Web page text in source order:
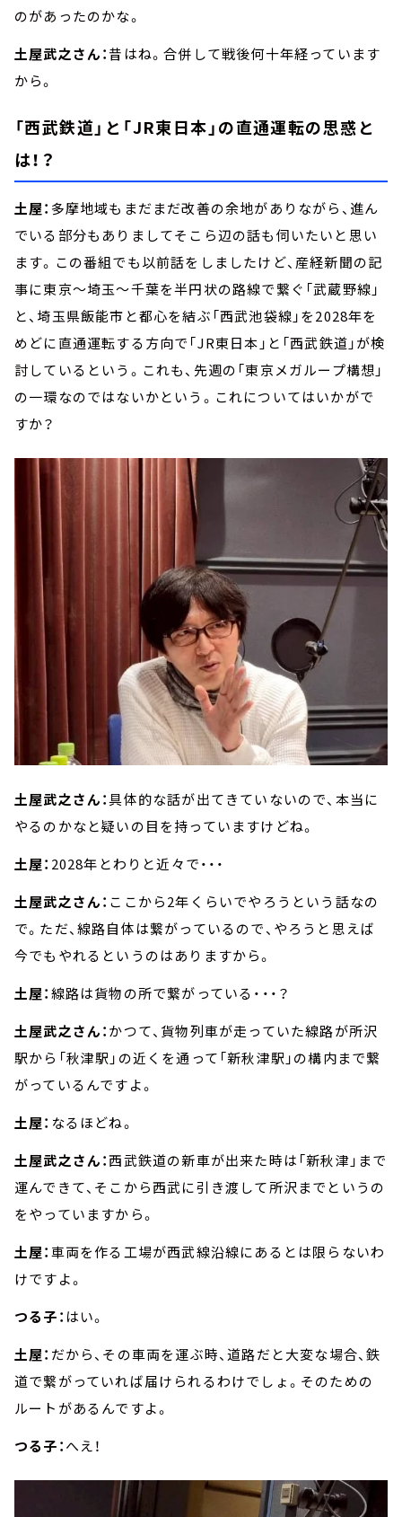
のがあったのかな。
土屋武之さん：昔はね。合併して戦後何十年経っています
から。
「西武鉄道」と「JR東日本」の直通運転の思惑と
は！？
土屋： 多摩地域もまだまだ改善の余地がありながら、進ん
でいる部分もありましてそこら辺の話も伺いたいと思い
ます。この番組でも以前話をしましたけど、産経新聞の記
事に東京～埼玉～千葉を半円状の路線で繋ぐ「武蔵野線」
と、埼玉県飯能市と都心を結ぶ「西武池袋線」を2028年を
めどに直通運転する方向で「JR東日本」と「西武鉄道」が検
討しているという。これも、先週の「東京メガループ構想」
の一環なのではないかという。これについてはいかがで
すか？
土屋武之さん：具体的な話が出てきていないので、本当に
やるのかなと疑いの目を持っていますけどね。
土屋： 2028年とわりと近々で・・・
土屋武之さん： ここから2年くらいでやろうという話なの
で。ただ、線路自体は繋がっているので、やろうと思えば
今でもやれるというのはありますから。
土屋：線路は貨物の所で繋がっている・・・？
土屋武之さん：かつて、貨物列車が走っていた線路が所沢
駅から「秋津駅」の近くを通って「新秋津駅」の構内まで繋
がっているんですよ。
土屋： なるほどね。
土屋武之さん：西武鉄道の新車が出来た時は「新秋津」まで
運んできて、そこから西武に引き渡して所沢までというの
をやっていますから。
土屋：車両を作る工場が西武線沿線にあるとは限らないわ
けですよ。
つる子： はい。
土屋： だから、その車両を運ぶ時、道路だと大変な場合、鉄
道で繋がっていれば届けられるわけでしょ。そのための
ルートがあるんですよ。
つる子：へえ！